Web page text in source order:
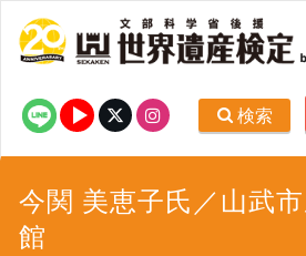
検索
今関 美恵子氏／山武
館